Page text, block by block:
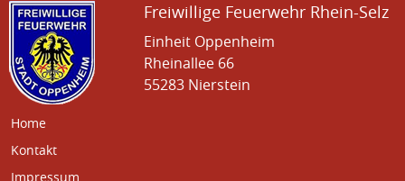
Freiwillige Feuerwehr Rhein-Selz
Einheit Oppenheim
Rheinallee 66
55283 Nierstein
Home
Kontakt
Impressum